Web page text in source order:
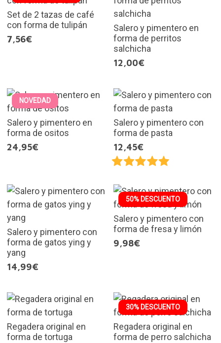
Set de 2 tazas de café
con forma de tulipán
7,56€
Salero y pimentero en
forma de perritos
salchicha
12,00€
NOVEDAD
Salero y pimentero en
forma de ositos
24,95€
Salero y pimentero con
forma de pasta
12,45€
Salero y pimentero con
forma de gatos ying y
yang
14,99€
50% DESCUENTO
Salero y pimentero con
forma de fresa y limón
9,98€
Regadera original en
forma de tortuga
30% DESCUENTO
Regadera original en
forma de perro salchicha